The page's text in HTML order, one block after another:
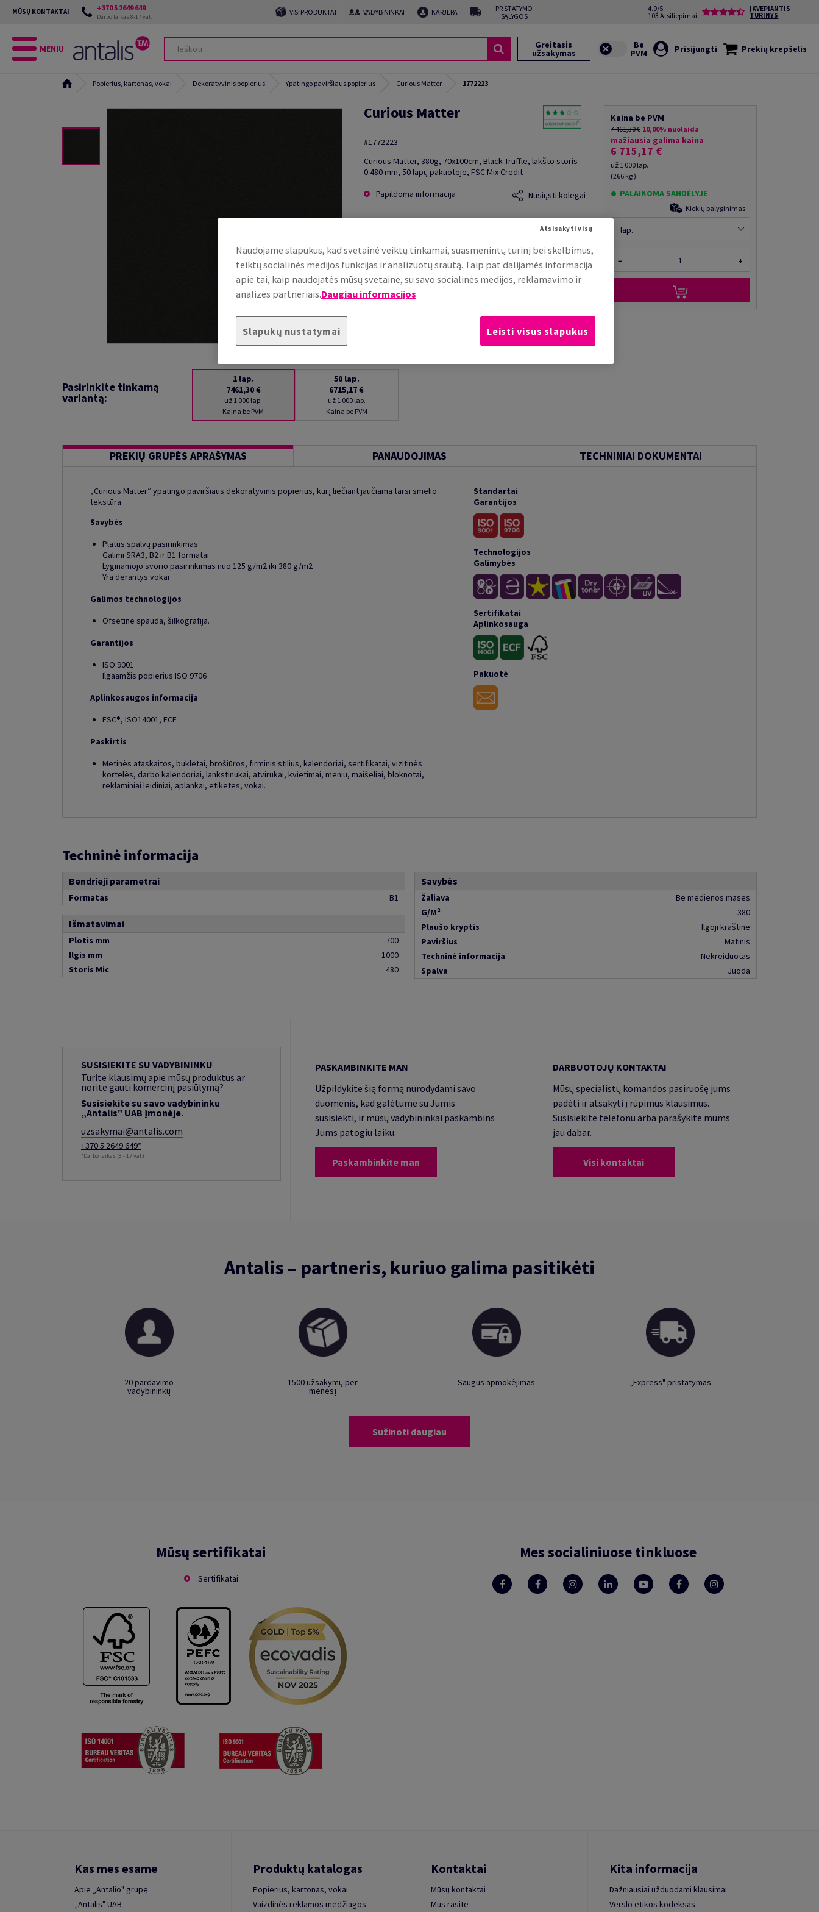
MŪSŲ KONTAKTAI +370 5 2649 649
Darbo laikas 8-17 val. VISI PRODUKTAI VADYBININKAI KARJERA
PRISTATYMO
SĄLYGOS
4.9/5
103 Atsiliepimai
ĮKVEPIANTIS
TURINYS
MENIU Greitasis
užsakymas Prisijungti Prekių krepšelis
Popierius, kartonas, vokai Dekoratyvinis popierius Ypatingo paviršiaus popierius Curious Matter 1772223
Curious Matter
#1772223
Curious Matter, 380g, 70x100cm, Black Truffle, lakšto storis
0.480 mm, 50 lapų pakuotėje, FSC Mix Credit
Papildoma informacija
Nusiųsti kolegai
Kaina be PVM
7 461,30 € 10,00% nuolaida
mažiausia galima kaina
6 715,17 €
už 1 000 lap.
(266 kg )
PALAIKOMA SANDĖLYJE
Kiekių palyginimas
lap.
− +
Pasirinkite tinkamą
variantą:
1 lap.
7461,30 €
už 1 000 lap.
Kaina be PVM
50 lap.
6715,17 €
už 1 000 lap.
Kaina be PVM
PREKIŲ GRUPĖS APRAŠYMAS PANAUDOJIMAS TECHNINIAI DOKUMENTAI
„Curious Matter“ ypatingo paviršiaus dekoratyvinis popierius, kurį liečiant jaučiama tarsi smėlio
tekstūra.
Savybės
Platus spalvų pasirinkimas
Galimi SRA3, B2 ir B1 formatai
Lyginamojo svorio pasirinkimas nuo 125 g/m2 iki 380 g/m2
Yra derantys vokai
Galimos technologijos
Ofsetinė spauda, šilkografija.
Garantijos
ISO 9001
Ilgaamžis popierius ISO 9706
Aplinkosaugos informacija
FSC®, ISO14001, ECF
Paskirtis
Metinės ataskaitos, bukletai, brošiūros, firminis stilius, kalendoriai, sertifikatai, vizitinės
kortelės, darbo kalendoriai, lankstinukai, atvirukai, kvietimai, meniu, maišeliai, bloknotai,
reklaminiai leidiniai, aplankai, etiketės, vokai.
Standartai
Garantijos
Technologijos
Galimybės
Sertifikatai
Aplinkosauga
Pakuotė
Techninė informacija
Bendrieji parametrai
Formatas B1
Išmatavimai
Plotis mm
700
Ilgis mm
1000
Storis Mic
480
Savybės
Žaliava
Be medienos masės
G/M²
380
Plaušo kryptis
Ilgoji kraštinė
Paviršius
Matinis
Techninė informacija
Nekreiduotas
Spalva
Juoda
SUSISIEKITE SU VADYBININKU
Turite klausimų apie mūsų produktus ar
norite gauti komercinį pasiūlymą?
Susisiekite su savo vadybininku
„Antalis" UAB įmonėje.
uzsakymai@antalis.com
+370 5 2649 649*
*Darbo laikas (8 - 17 val.)
PASKAMBINKITE MAN
Užpildykite šią formą nurodydami savo
duomenis, kad galėtume su Jumis
susisiekti, ir mūsų vadybininkai paskambins
Jums patogiu laiku.
Paskambinkite man
DARBUOTOJŲ KONTAKTAI
Mūsų specialistų komandos pasiruošę jums
padėti ir atsakyti į rūpimus klausimus.
Susisiekite telefonu arba parašykite mums
jau dabar.
Visi kontaktai
Antalis – partneris, kuriuo galima pasitikėti
20 pardavimo
vadybininkų
1500 užsakymų per
mėnesį
Saugus apmokėjimas „Express" pristatymas
Sužinoti daugiau
Mūsų sertifikatai
Sertifikatai
Mes socialiniuose tinkluose
Kas mes esame
Apie „Antalio" grupę
„Antalis" UAB
Produktų katalogas
Popierius, kartonas, vokai
Vaizdinės reklamos medžiagos
Kontaktai
Mūsų kontaktai
Mus rasite
Kita informacija
Dažniausiai užduodami klausimai
Verslo etikos kodeksas
Naudojame slapukus, kad svetainė veiktų tinkamai, suasmenintų turinį bei skelbimus,
teiktų socialinės medijos funkcijas ir analizuotų srautą. Taip pat dalijamės informacija
apie tai, kaip naudojatės mūsų svetaine, su savo socialinės medijos, reklamavimo ir
analizės partneriais.Daugiau informacijos
Slapukų nustatymai
Atsisakyti visų
Leisti visus slapukus